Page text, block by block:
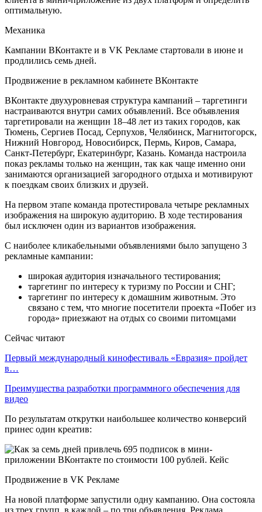
оптимальную.
Механика
Кампании ВКонтакте и в VK Рекламе стартовали в июне и
продлились семь дней.
Продвижение в рекламном кабинете ВКонтакте
ВКонтакте двухуровневая структура кампаний – таргетинги
настраиваются внутри самих объявлений. Все объявления
таргетировали на женщин 18–48 лет из таких городов, как
Тюмень, Сергиев Посад, Серпухов, Челябинск, Магнитогорск,
Нижний Новгород, Новосибирск, Пермь, Киров, Самара,
Санкт-Петербург, Екатеринбург, Казань. Команда настроила
показ рекламы только на женщин, так как чаще именно они
занимаются организацией загородного отдыха и мотивируют
к поездкам своих близких и друзей.
На первом этапе команда протестировала четыре рекламных
изображения на широкую аудиторию. В ходе тестирования
был исключен один из вариантов изображения.
С наиболее кликабельными объявлениями было запущено 3
рекламные кампании:
широкая аудитория изначального тестирования;
таргетинг по интересу к туризму по России и СНГ;
таргетинг по интересу к домашним животным. Это
связано с тем, что многие посетители проекта «Побег из
города» приезжают на отдых со своими питомцами
Сейчас читают
Первый международный кинофестиваль «Евразия» пройдет
в…
Преимущества разработки программного обеспечения для
видео
По результатам открутки наибольшее количество конверсий
принес один креатив:
Продвижение в VK Рекламе
На новой платформе запустили одну кампанию. Она состояла
из трех групп, в каждой – по три объявления. Реклама